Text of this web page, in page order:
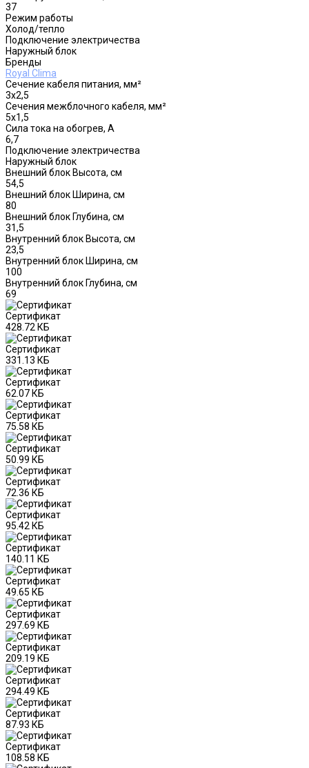
37
Режим работы
Холод/тепло
Подключение электричества
Наружный блок
Бренды
Royal Clima
Сечение кабеля питания, мм²
3x2,5
Сечения межблочного кабеля, мм²
5x1,5
Сила тока на обогрев, А
6,7
Подключение электричества
Наружный блок
Внешний блок Высота, см
54,5
Внешний блок Ширина, см
80
Внешний блок Глубина, см
31,5
Внутренний блок Высота, см
23,5
Внутренний блок Ширина, см
100
Внутренний блок Глубина, см
69
Сертификат
428.72 КБ
Сертификат
331.13 КБ
Сертификат
62.07 КБ
Сертификат
75.58 КБ
Сертификат
50.99 КБ
Сертификат
72.36 КБ
Сертификат
95.42 КБ
Сертификат
140.11 КБ
Сертификат
49.65 КБ
Сертификат
297.69 КБ
Сертификат
209.19 КБ
Сертификат
294.49 КБ
Сертификат
87.93 КБ
Сертификат
108.58 КБ